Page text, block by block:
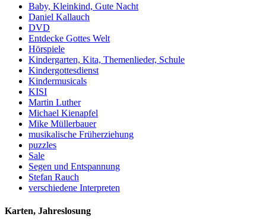
Baby, Kleinkind, Gute Nacht
Daniel Kallauch
DVD
Entdecke Gottes Welt
Hörspiele
Kindergarten, Kita, Themenlieder, Schule
Kindergottesdienst
Kindermusicals
KISI
Martin Luther
Michael Kienapfel
Mike Müllerbauer
musikalische Früherziehung
puzzles
Sale
Segen und Entspannung
Stefan Rauch
verschiedene Interpreten
Karten, Jahreslosung